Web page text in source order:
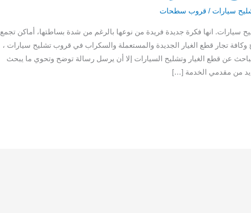
سيارات / قروب سطحات
سيارات. انها فكرة جديدة فريدة من نوعها بالرغم من شدة بساطتها، أماكن تجمع
وكافة تجار قطع الغيار الجديدة والمستعملة والسكراب في قروب تشليح سيارات ،
عن قطع الغيار وتشليح السيارات إلا أن يرسل رسالة توضح وتحوي ما يبحث
من مقدمي الخدمة […]